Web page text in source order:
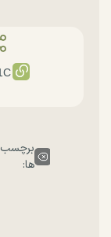
برچسب
ها: